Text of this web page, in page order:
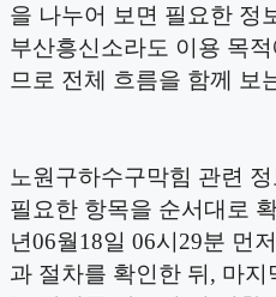
을 나누어 보면 필요한 정
부산흥신소라도 이용 목
므로 전체 흐름을 함께 보
노원구하수구막힘 관련
필요한 항목을 순서대로
년06월18일 06시29분 먼
과 절차를 확인한 뒤, 마